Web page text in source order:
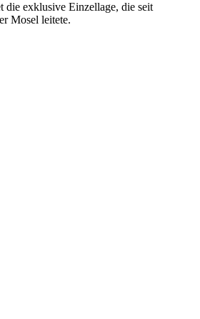
die exklusive Einzellage, die seit
Mosel leitete.